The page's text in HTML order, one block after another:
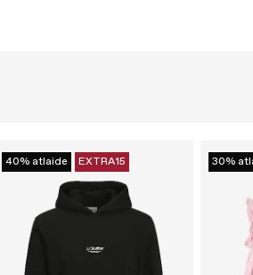
40% atlaide EXTRA15 30%